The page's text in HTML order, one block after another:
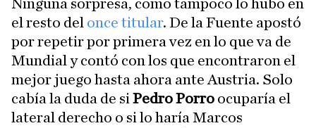
Ninguna sorpresa, como tampoco lo hubo en
el resto del once titular. De la Fuente apostó
por repetir por primera vez en lo que va de
Mundial y contó con los que encontraron el
mejor juego hasta ahora ante Austria. Solo
cabía la duda de si Pedro Porro ocuparía el
lateral derecho o si lo haría Marcos